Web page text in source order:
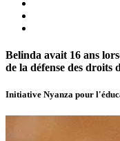
Belinda avait 16 ans
de la défense des droits
Initiative Nyanza pour